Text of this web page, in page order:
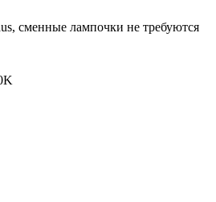
сменные лампочки не требуются